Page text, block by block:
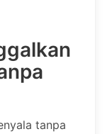
tanpa